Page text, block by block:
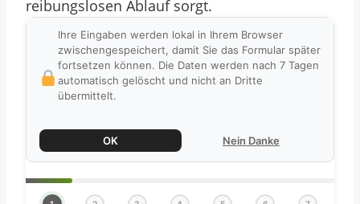
reibungslosen Ablauf sorgt.
Ihre Eingaben werden lokal in Ihrem Browser
zwischengespeichert, damit Sie das Formular später
fortsetzen können. Die Daten werden nach 7 Tagen
automatisch gelöscht und nicht an Dritte
übermittelt.
OK Nein Danke